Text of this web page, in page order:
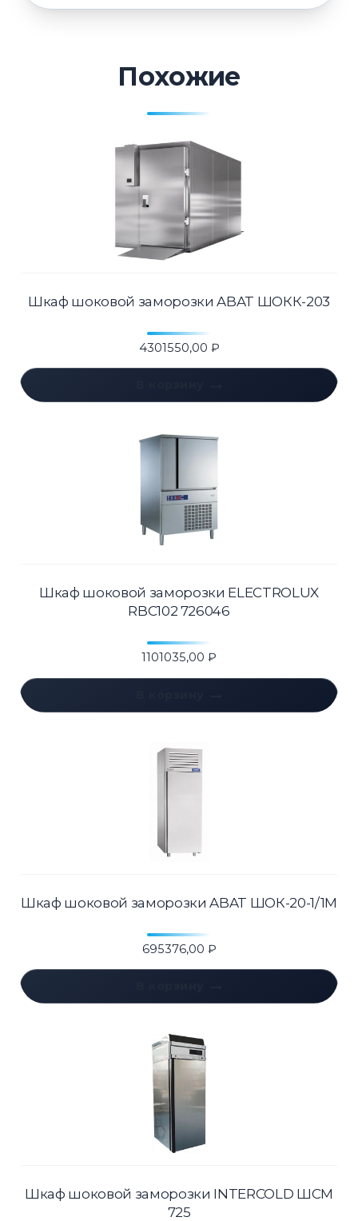
Похожие
Шкаф шоковой заморозки ABAT ШОКК-203
4301550,00 ₽
Шкаф шоковой заморозки ELECTROLUX
RBC102 726046
1101035,00 ₽
Шкаф шоковой заморозки ABAT ШОК-20-1/1М
695376,00 ₽
Шкаф шоковой заморозки INTERCOLD ШСМ
725